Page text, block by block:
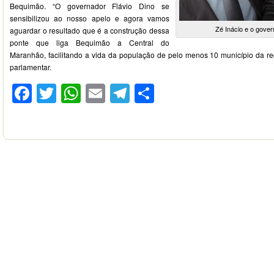
Zé Inácio e o
Bequimão. “O governador Flávio Dino se
sensibilizou ao nosso apelo e agora vamos
aguardar o resultado que é a construção dessa
ponte que liga Bequimão a Central do
Maranhão, facilitando a vida da população de pelo menos 10 município da
parlamentar.
Facebook
Twitter
WhatsApp
EmailTelegram